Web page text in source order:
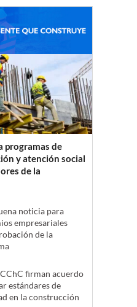
programas de
y atención social
de la
noticia para
empresariales
de la
firman acuerdo
estándares de
en la construcción